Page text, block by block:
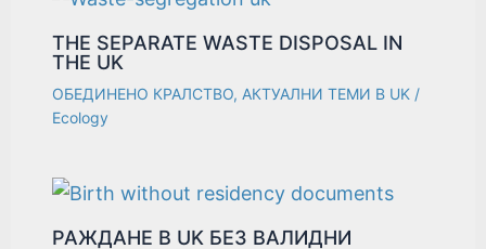
THE SEPARATE WASTE DISPOSAL IN
THE UK
ОБЕДИНЕНО КРАЛСТВО, АКТУАЛНИ ТЕМИ В UK /
Ecology
РАЖДАНЕ В UK БЕЗ ВАЛИДНИ